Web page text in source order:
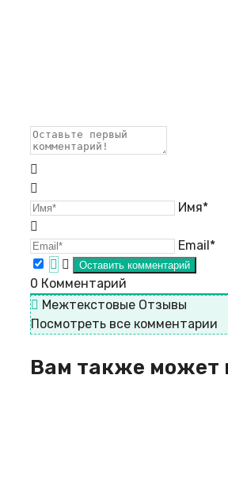
Имя*
Email*
0 Комментарий
Межтекстовые Отзывы
Посмотреть все комментарии
Вам также может